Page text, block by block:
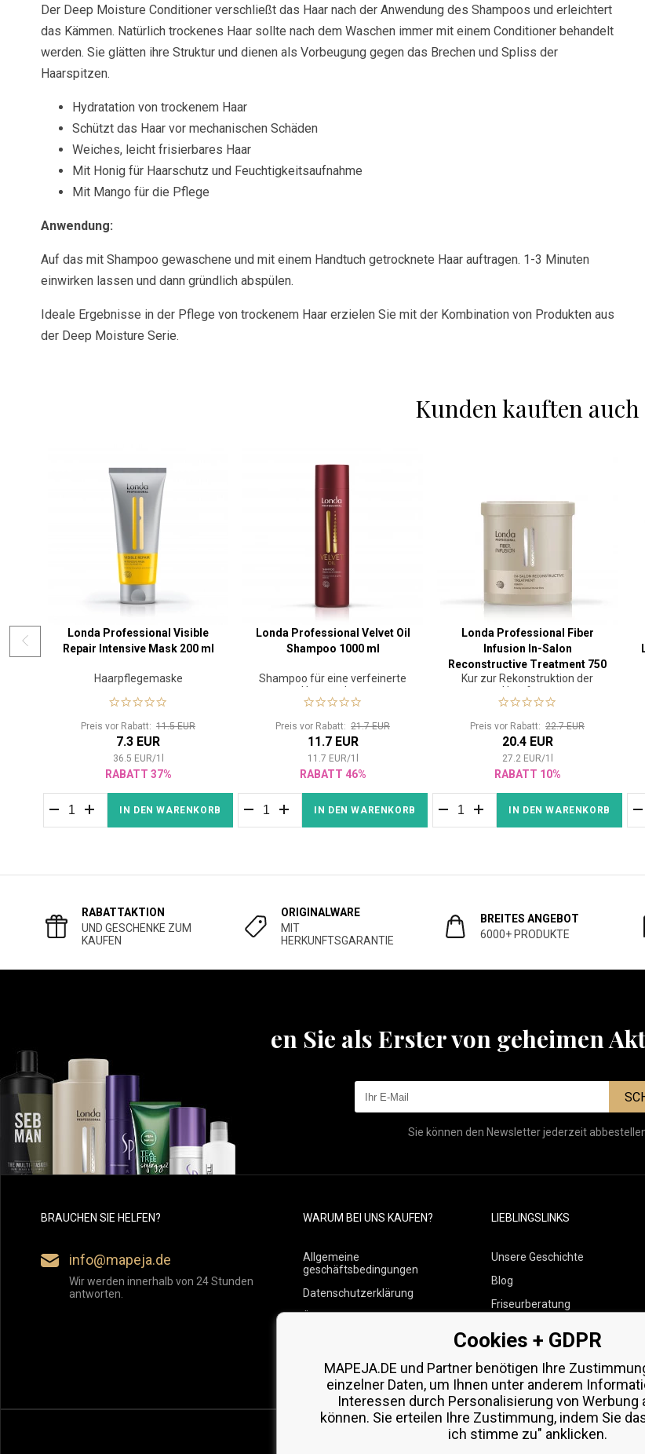
Der Deep Moisture Conditioner verschließt das Haar nach der Anwendung des Shampoos und erleichtert
das Kämmen. Natürlich trockenes Haar sollte nach dem Waschen immer mit einem Conditioner behandelt
werden. Sie glätten ihre Struktur und dienen als Vorbeugung gegen das Brechen und Spliss der
Haarspitzen.
Hydratation von trockenem Haar
Schützt das Haar vor mechanischen Schäden
Weiches, leicht frisierbares Haar
Mit Honig für Haarschutz und Feuchtigkeitsaufnahme
Mit Mango für die Pflege
Anwendung:
Auf das mit Shampoo gewaschene und mit einem Handtuch getrocknete Haar auftragen. 1-3 Minuten
einwirken lassen und dann gründlich abspülen.
Ideale Ergebnisse in der Pflege von trockenem Haar erzielen Sie mit der Kombination von Produkten aus
der Deep Moisture Serie.
Kunden kauften auch
Londa Professional Visible
Repair Intensive Mask 200 ml
Haarpflegemaske
Preis vor Rabatt: 11.5 EUR
7.3 EUR
36.5 EUR/1
RABATT 37%
IN DEN WARENKORB
Londa Professional Velvet Oil
Shampoo 1000 ml
Shampoo für eine verfeinerte
Haarstruktur
Preis vor Rabatt: 21.7 EUR
11.7 EUR
11.7 EUR/1
RABATT 46%
IN DEN WARENKORB
Londa Professional Fiber
Infusion In-Salon
Reconstructive Treatment 750
ml
Kur zur Rekonstruktion der
Haarfaser
Preis vor Rabatt: 22.7 EUR
20.4 EUR
27.2 EUR/1
RABATT 10%
IN DEN WARENKORB
RABATTAKTION
UND GESCHENKE ZUM
KAUFEN
ORIGINALWARE
MIT
HERKUNFTSGARANTIE
BREITES ANGEBOT
6000+ PRODUKTE
Erfahren Sie als Erster von geheimen
Sie können den Newsletter jederzeit
BRAUCHEN SIE HELFEN?
info@mapeja.de
Wir werden innerhalb von 24 Stunden
antworten.
WARUM BEI UNS KAUFEN?
Allgemeine
geschäftsbedingungen
Datenschutzerklärung
Übersicht über Zahlungen und
LIEBLINGSLINKS
Unsere Geschichte
Blog
Friseurberatung
Kostenlose Produktproben
Cookies + GDPR
MAPEJA.DE und Partner benötigen Ihre
einzelner Daten, um Ihnen unter anderem
Interessen durch Personalisierung von Werbung
können. Sie erteilen Ihre Zustimmung, indem Sie
ich stimme zu" anklicken.